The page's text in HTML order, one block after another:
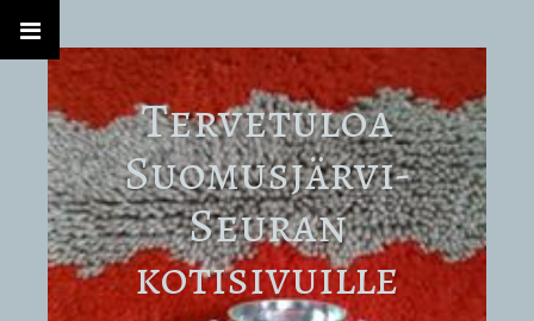
Tervetuloa
Suomusjärvi-
Seuran
kotisivuille